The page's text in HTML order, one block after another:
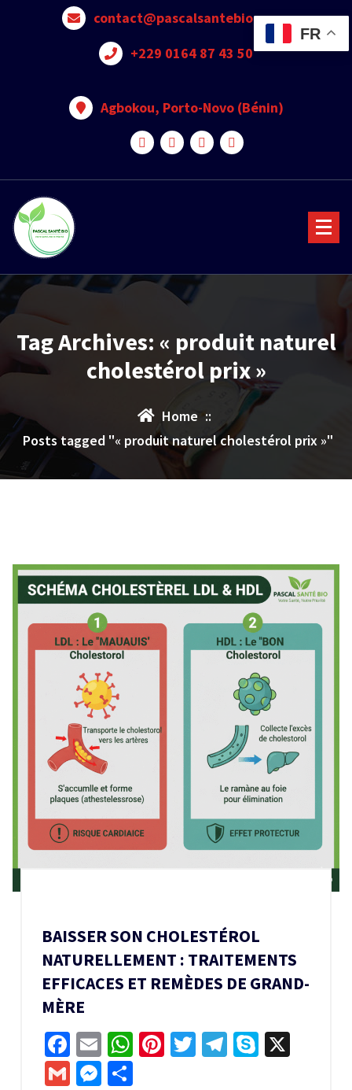
contact@pascalsantebio.com
+229 0164 87 43 50
Agbokou, Porto-Novo (Bénin)
Tag Archives: « produit naturel
cholestérol prix »
Home ::
Posts tagged "« produit naturel cholestérol prix »"
BAISSER SON CHOLESTÉROL
NATURELLEMENT : TRAITEMENTS
EFFICACES ET REMÈDES DE GRAND-
MÈRE
Facebook
EmailWhatsApp
Pinterest
Twitter
Telegram
Skype
GmailMessenger
FR